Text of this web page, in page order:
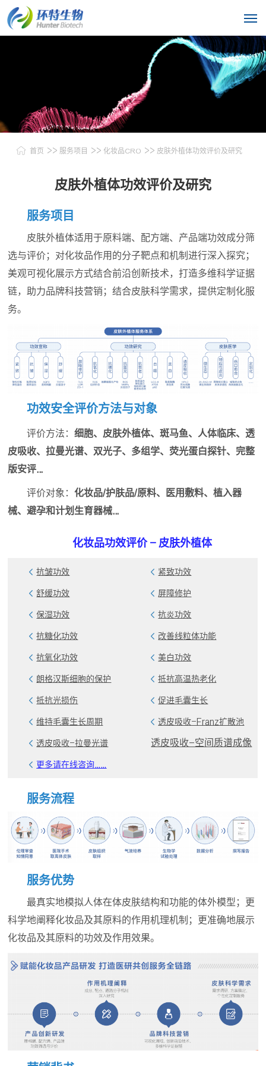
首页 >> 服务项目 >> 化妆品CRO >> 皮肤外植体功效评价及研究
皮肤外植体功效评价及研究
服务项目
皮肤外植体适用于原料端、配方端、产品端功效成分筛
选与评价；对化妆品作用的分子靶点和机制进行深入探究；
美观可视化展示方式结合前沿创新技术，打造多维科学证据
链，助力品牌科技营销；结合皮肤科学需求，提供定制化服
务。
功效安全评价方法与对象
评价方法：细胞、皮肤外植体、斑马鱼、人体临床、透
皮吸收、拉曼光谱、双光子、多组学、荧光蛋白探针、完整
版安评…
评价对象：化妆品/护肤品/原料、医用敷料、植入器
械、避孕和计划生育器械…
化妆品功效评价 - 皮肤外植体
抗皱功效
紧致功效
舒缓功效
屏障修护
保湿功效
抗炎功效
抗糖化功效
改善线粒体功能
抗氧化功效
美白功效
朗格汉斯细胞的保护
抵抗高温热老化
抵抗光损伤
促进毛囊生长
维持毛囊生长周期
透皮吸收-Franz扩散池
透皮吸收-拉曼光谱
透皮吸收-空间质谱成像
更多请在线咨询……
服务流程
服务优势
最真实地模拟人体在体皮肤结构和功能的体外模型；更
科学地阐释化妆品及其原料的作用机理机制；更准确地展示
化妆品及其原料的功效及作用效果。